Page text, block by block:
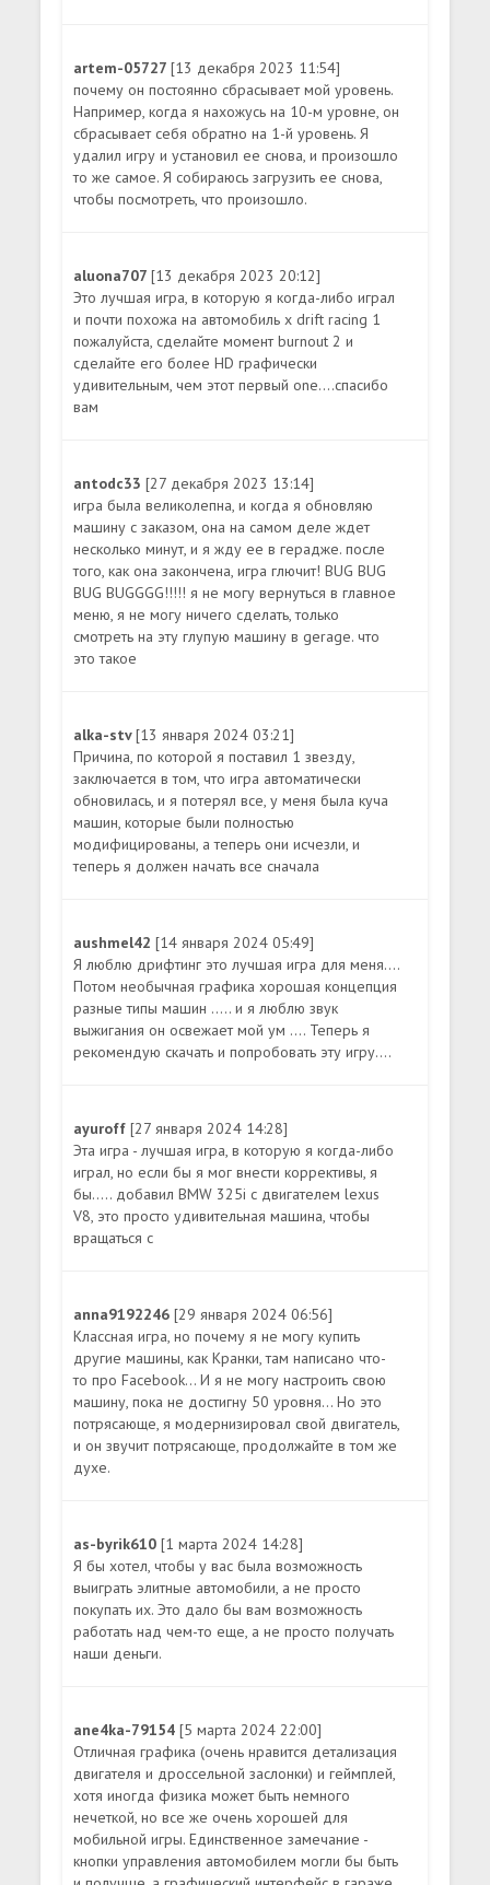
artem-05727[13 декабря 2023 11:54]
почему он постоянно сбрасывает мой уровень.
Например, когда я нахожусь на 10-м уровне, он
сбрасывает себя обратно на 1-й уровень. Я
удалил игру и установил ее снова, и произошло
то же самое. Я собираюсь загрузить ее снова,
чтобы посмотреть, что произошло.
aluona707[13 декабря 2023 20:12]
Это лучшая игра, в которую я когда-либо играл
и почти похожа на автомобиль x drift racing 1
пожалуйста, сделайте момент burnout 2 и
сделайте его более HD графически
удивительным, чем этот первый one....спасибо
вам
antodc33[27 декабря 2023 13:14]
игра была великолепна, и когда я обновляю
машину с заказом, она на самом деле ждет
несколько минут, и я жду ее в герадже. после
того, как она закончена, игра глючит! BUG BUG
BUG BUGGGG!!!!! я не могу вернуться в главное
меню, я не могу ничего сделать, только
смотреть на эту глупую машину в gerage. что
это такое
alka-stv[13 января 2024 03:21]
Причина, по которой я поставил 1 звезду,
заключается в том, что игра автоматически
обновилась, и я потерял все, у меня была куча
машин, которые были полностью
модифицированы, а теперь они исчезли, и
теперь я должен начать все сначала
aushmel42[14 января 2024 05:49]
Я люблю дрифтинг это лучшая игра для меня....
Потом необычная графика хорошая концепция
разные типы машин ..... и я люблю звук
выжигания он освежает мой ум .... Теперь я
рекомендую скачать и попробовать эту игру....
ayuroff[27 января 2024 14:28]
Эта игра - лучшая игра, в которую я когда-либо
играл, но если бы я мог внести коррективы, я
бы..... добавил BMW 325i с двигателем lexus
V8, это просто удивительная машина, чтобы
вращаться с
anna9192246[29 января 2024 06:56]
Классная игра, но почему я не могу купить
другие машины, как Кранки, там написано что-
то про Facebook... И я не могу настроить свою
машину, пока не достигну 50 уровня... Но это
потрясающе, я модернизировал свой двигатель,
и он звучит потрясающе, продолжайте в том же
духе.
as-byrik610[1 марта 2024 14:28]
Я бы хотел, чтобы у вас была возможность
выиграть элитные автомобили, а не просто
покупать их. Это дало бы вам возможность
работать над чем-то еще, а не просто получать
наши деньги.
ane4ka-79154[5 марта 2024 22:00]
Отличная графика (очень нравится детализация
двигателя и дроссельной заслонки) и геймплей,
хотя иногда физика может быть немного
нечеткой, но все же очень хорошей для
мобильной игры. Единственное замечание -
кнопки управления автомобилем могли бы быть